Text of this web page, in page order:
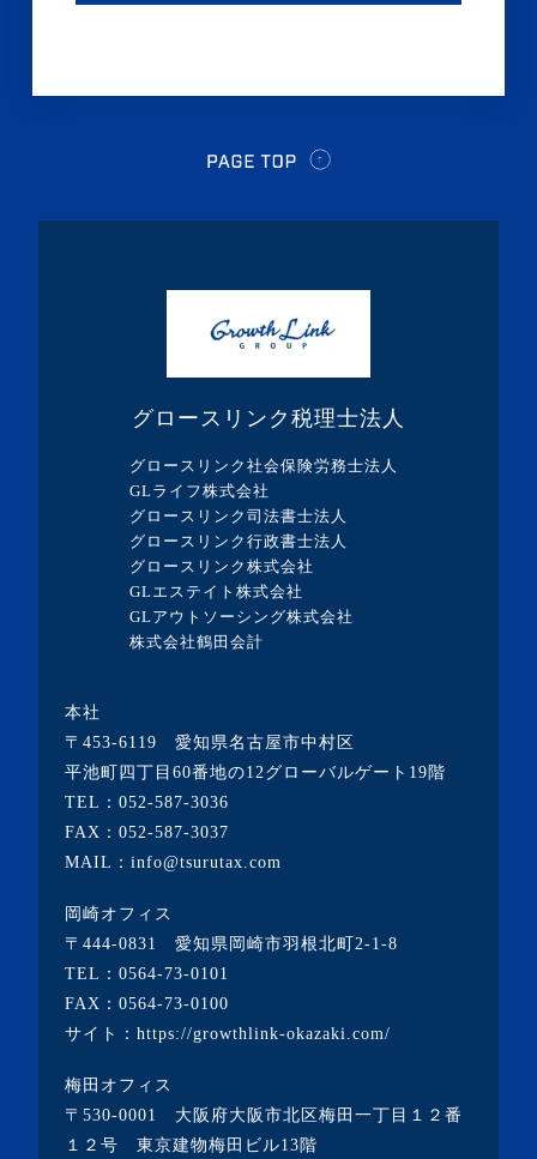
・2023年9月(5記事)
・2023年8月(13記事)
・2023年7月(9記事)
・2023年6月(1記事)
・2023年5月(3記事)
・2023年4月(4記事)
・2023年2月(2記事)
・2023年1月(1記事)
・2022年12月(2記事)
・2022年9月(1記事)
・2022年8月(1記事)
・2022年7月(2記事)
・2022年5月(1記事)
・2022年4月(2記事)
グロースリンク税理士法人
グロースリンク社会保険労務士法人
GLライフ株式会社
グロースリンク司法書士法人
グロースリンク行政書士法人
グロースリンク株式会社
GLエステイト株式会社
GLアウトソーシング株式会社
株式会社鶴田会計
本社
〒453-6119 愛知県名古屋市中村区
平池町四丁目60番地の12グローバルゲート19階
TEL： 052-587-3036
FAX：052-587-3037
MAIL：info@tsurutax.com
岡崎オフィス
〒444-0831 愛知県岡崎市羽根北町2-1-8
TEL： 0564-73-0101
FAX：0564-73-0100
サイト： https://growthlink-okazaki.com/
梅田オフィス
〒530-0001 大阪府大阪市北区梅田一丁目１２番
１２号 東京建物梅田ビル13階